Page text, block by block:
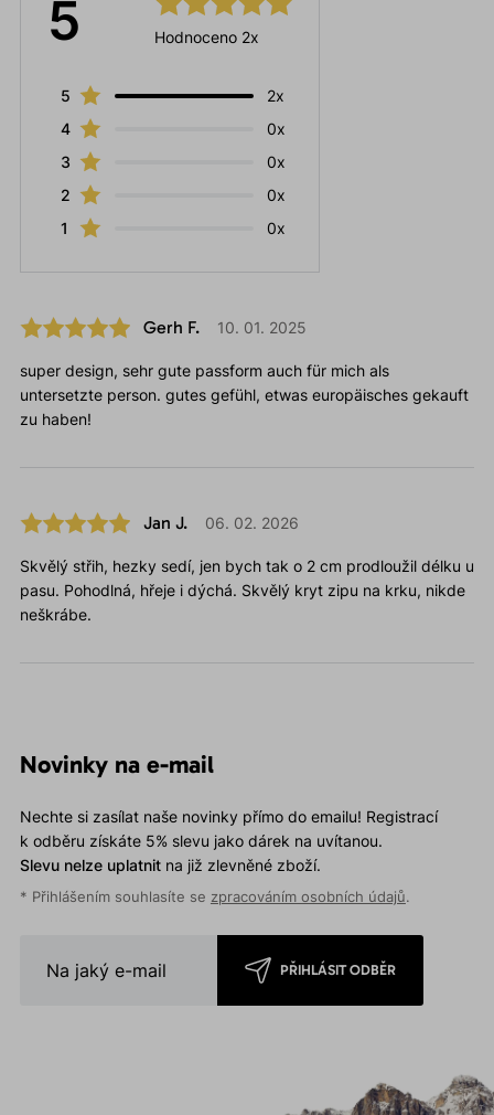
5 Hodnoceno 2x
5
2x
4
0x
3
0x
2
0x
1
0x
Gerh F. 10. 01. 2025
super design, sehr gute passform auch für mich als
untersetzte person. gutes gefühl, etwas europäisches gekauft
zu haben!
Jan J. 06. 02. 2026
Skvělý střih, hezky sedí, jen bych tak o 2 cm prodloužil délku u
pasu. Pohodlná, hřeje i dýchá. Skvělý kryt zipu na krku, nikde
neškrábe.
Novinky na e-mail
Nechte si zasílat naše novinky přímo do emailu! Registrací
k odběru získáte 5% slevu jako dárek na uvítanou.
Slevu nelze uplatnitna již zlevněné zboží.
* Přihlášením souhlasíte se zpracováním osobních údajů.
PŘIHLÁSIT ODBĚR